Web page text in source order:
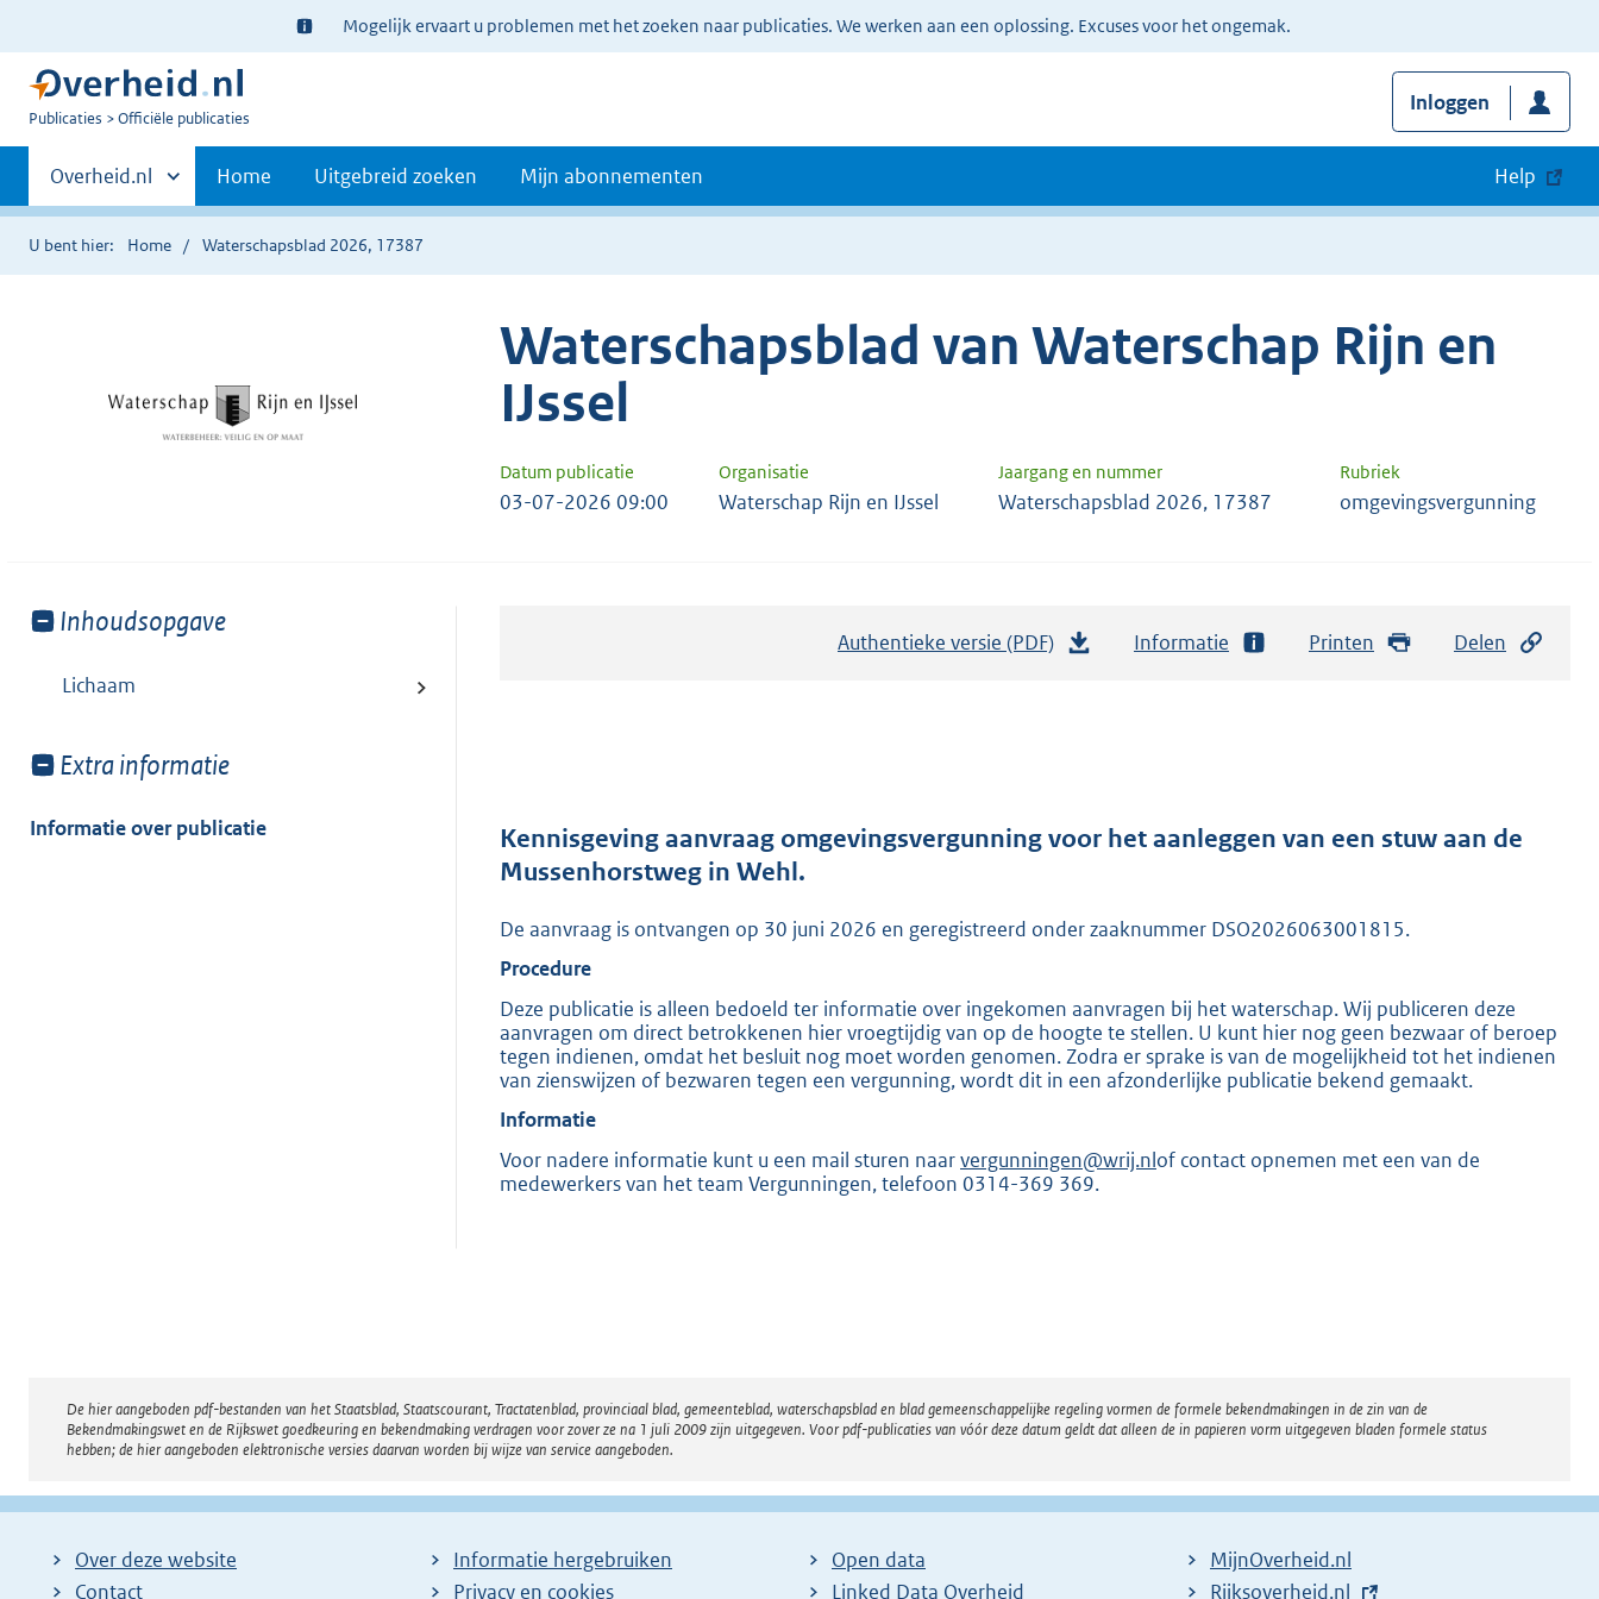
Ter
informatie:
Mogelijk ervaart u problemen met het zoeken naar publicaties. We werken aan een oplossing. Excuses voor het ongemak.
U
Publicaties Officiële publicaties
Inloggen
Primaire
navigatie
Andere
sites
binnen
Overheid.nl Home Uitgebreid zoeken Mijn abonnementen Help
U bent hier: Home Waterschapsblad 2026, 17387
Waterschapsblad van Waterschap Rijn en
IJssel
Datum publicatie Organisatie Jaargang en nummer Rubriek
03-07-2026 09:00 Waterschap Rijn en IJssel Waterschapsblad 2026, 17387 omgevingsvergunning
Toon
van:
Inhoudsopgave
Lichaam
Toon
van:
Extra informatie
Informatie over publicatie
Authentieke versie (PDF)
d
r
t
t
e
2
0
Informatie Printen Delen
Kennisgeving aanvraag omgevingsvergunning voor het aanleggen van een stuw aan de
Mussenhorstweg in Wehl.
De aanvraag is ontvangen op 30 juni 2026 en geregistreerd onder zaaknummer DSO2026063001815.
Procedure
Deze publicatie is alleen bedoeld ter informatie over ingekomen aanvragen bij het waterschap. Wij publiceren deze
aanvragen om direct betrokkenen hier vroegtijdig van op de hoogte te stellen. U kunt hier nog geen bezwaar of beroep
tegen indienen, omdat het besluit nog moet worden genomen. Zodra er sprake is van de mogelijkheid tot het indienen
van zienswijzen of bezwaren tegen een vergunning, wordt dit in een afzonderlijke publicatie bekend gemaakt.
Informatie
Voor nadere informatie kunt u een mail sturen naarvergunningen@wrij.nlof contact opnemen met een van de
medewerkers van het team Vergunningen, telefoon 0314-369 369.
Disclaimer
De hier aangeboden pdf-bestanden van het Staatsblad, Staatscourant, Tractatenblad, provinciaal blad, gemeenteblad, waterschapsblad en blad gemeenschappelijke regeling vormen de formele bekendmakingen in de zin van de
Bekendmakingswet en de Rijkswet goedkeuring en bekendmaking verdragen voor zover ze na 1 juli 2009 zijn uitgegeven. Voor pdf-publicaties van vóór deze datum geldt dat alleen de in papieren vorm uitgegeven bladen formele status
hebben; de hier aangeboden elektronische versies daarvan worden bij wijze van service aangeboden.
Over deze website
Contact
Informatie hergebruiken
Privacy en cookies
Open data
Linked Data Overheid
MijnOverheid.nl
E
Rijksoverheid.nl